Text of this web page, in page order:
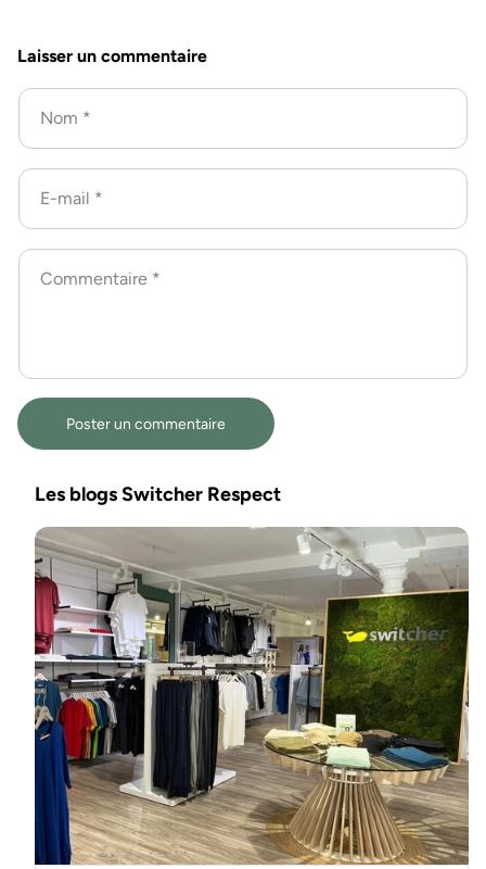
Laisser un commentaire
Nom *
E-mail *
Commentaire *
Les blogs Switcher Respect